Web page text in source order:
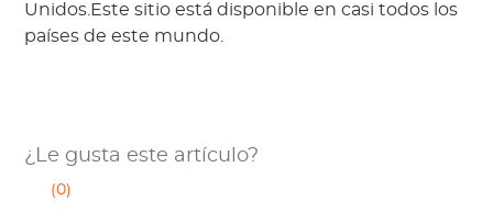
Unidos.Este sitio está disponible en casi todos los
países de este mundo.
¿Le gusta este artículo?
(0)